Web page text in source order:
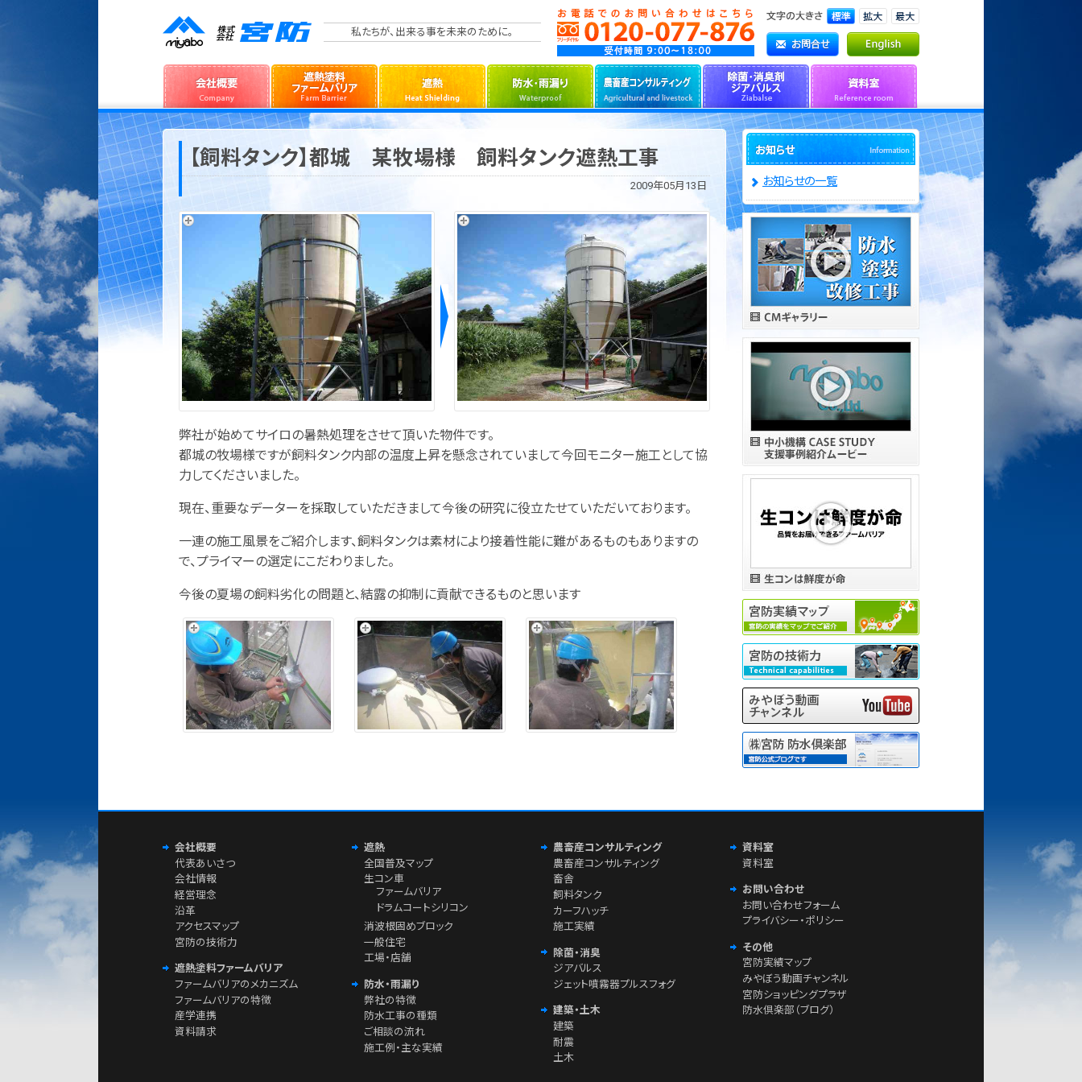
私たちが、出来る事を未来のために。
【飼料タンク】都城 某牧場様 飼料タンク遮熱工事
2009年05月13日
弊社が始めてサイロの暑熱処理をさせて頂いた物件です。
都城の牧場様ですが飼料タンク内部の温度上昇を懸念されていまして今回モニター施工として協
力してくださいました。
現在、重要なデーターを採取していただきまして今後の研究に役立たせていただいております。
一連の施工風景をご紹介します、飼料タンクは素材により接着性能に難があるものもありますの
で、プライマーの選定にこだわりました。
今後の夏場の飼料劣化の問題と、結露の抑制に貢献できるものと思います
お知らせの一覧
会社概要
代表あいさつ
会社情報
経営理念
沿革
アクセスマップ
宮防の技術力
遮熱塗料ファームバリア
ファームバリアのメカニズム
ファームバリアの特徴
産学連携
資料請求
遮熱
全国普及マップ
生コン車
ファームバリア
ドラムコートシリコン
消波根固めブロック
一般住宅
工場・店舗
防水・雨漏り
弊社の特徴
防水工事の種類
ご相談の流れ
施工例・主な実績
農畜産コンサルティング
農畜産コンサルティング
畜舎
飼料タンク
カーフハッチ
施工実績
除菌・消臭
ジアバルス
ジェット噴霧器プルスフォグ
建築・土木
建築
耐震
土木
資料室
資料室
お問い合わせ
お問い合わせフォーム
プライバシー・ポリシー
その他
宮防実績マップ
みやぼう動画チャンネル
宮防ショッピングプラザ
防水倶楽部（ブログ）